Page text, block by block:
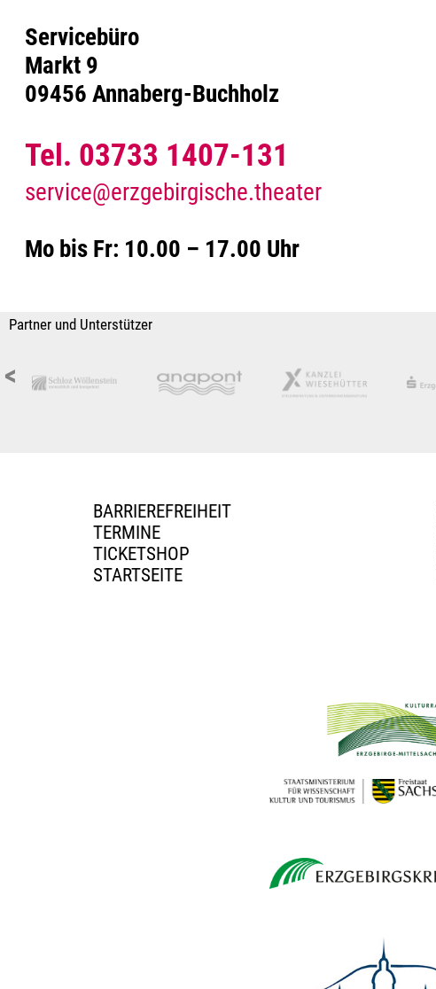
Servicebüro
Markt 9
09456 Annaberg-Buchholz
Tel. 03733 1407-131
service@erzgebirgische.theater
Mo bis Fr: 10.00 – 17.00 Uhr
Partner und Unterstützer
<
BARRIEREFREIHEIT
TERMINE
TICKETSHOP
STARTSEITE